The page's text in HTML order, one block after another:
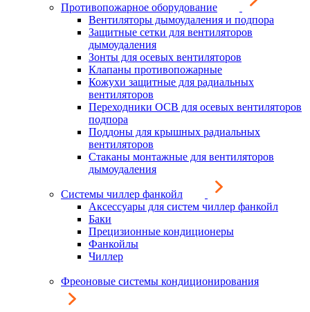
Противопожарное оборудование
Вентиляторы дымоудаления и подпора
Защитные сетки для вентиляторов
дымоудаления
Зонты для осевых вентиляторов
Клапаны противопожарные
Кожухи защитные для радиальных
вентиляторов
Переходники ОСВ для осевых вентиляторов
подпора
Поддоны для крышных радиальных
вентиляторов
Стаканы монтажные для вентиляторов
дымоудаления
Системы чиллер фанкойл
Аксессуары для систем чиллер фанкойл
Баки
Прецизионные кондиционеры
Фанкойлы
Чиллер
Фреоновые системы кондиционирования